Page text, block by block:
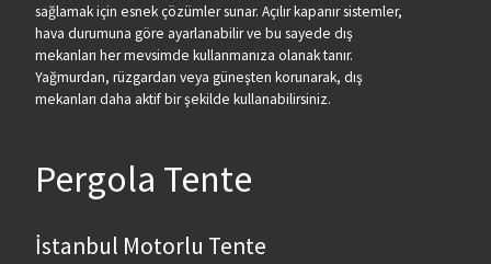
sağlamak için esnek çözümler sunar. Açılır kapanır sistemler,
hava durumuna göre ayarlanabilir ve bu sayede dış
mekanları her mevsimde kullanmanıza olanak tanır.
Yağmurdan, rüzgardan veya güneşten korunarak, dış
mekanları daha aktif bir şekilde kullanabilirsiniz.
Pergola Tente
İstanbul Motorlu Tente